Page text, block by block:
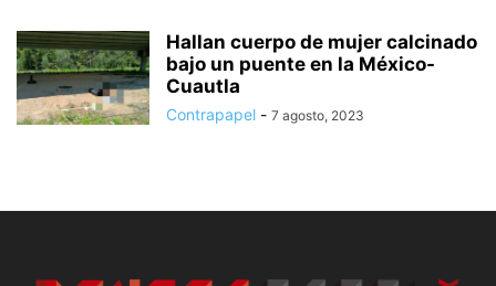
Hallan cuerpo de mujer calcinado
bajo un puente en la México-
Cuautla
Contrapapel - 7 agosto, 2023